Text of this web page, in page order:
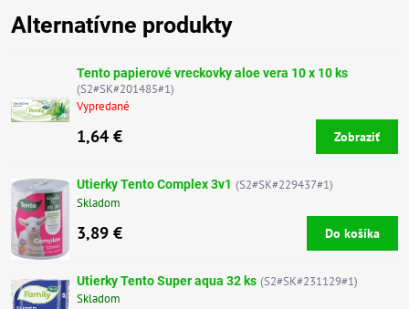
Alternatívne produkty
Tento papierové vreckovky aloe vera 10 x 10 ks
(S2#SK#201485#1)
Vypredané
1,64 € Zobraziť
Utierky Tento Complex 3v1 (S2#SK#229437#1)
Skladom
3,89 € Do košíka
Utierky Tento Super aqua 32 ks (S2#SK#231129#1)
Skladom